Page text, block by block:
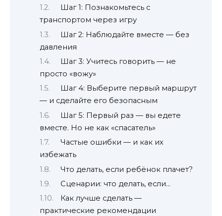
Шаг 1: Познакомьтесь с
транспортом через игру
Шаг 2: Наблюдайте вместе — без
давления
Шаг 3: Учитесь говорить — не
просто «вожу»
Шаг 4: Выберите первый маршрут
— и сделайте его безопасным
Шаг 5: Первый раз — вы едете
вместе. Но не как «спасатель»
Частые ошибки — и как их
избежать
Что делать, если ребёнок плачет?
Сценарии: что делать, если…
Как лучше сделать —
практические рекомендации